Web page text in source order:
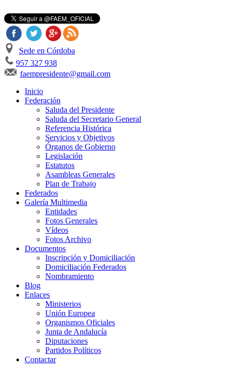
Sede en Córdoba
957 327 938
faempresidente@gmail.com
Inicio
Federación
Saluda del Presidente
Saluda del Secretario General
Referencia Histórica
Servicios y Objetivos
Órganos de Gobierno
Legislación
Estatutos
Asambleas Generales
Plan de Trabajo
Federados
Galería Multimedia
Entidades
Fotos Generales
Vídeos
Fotos Archivo
Documentos
Inscripción y Domiciliación
Domiciliación Federados
Nombramiento
Blog
Enlaces
Ministerios
Unión Europea
Organismos Oficiales
Junta de Andalucía
Diputaciones
Partidos Políticos
Contactar